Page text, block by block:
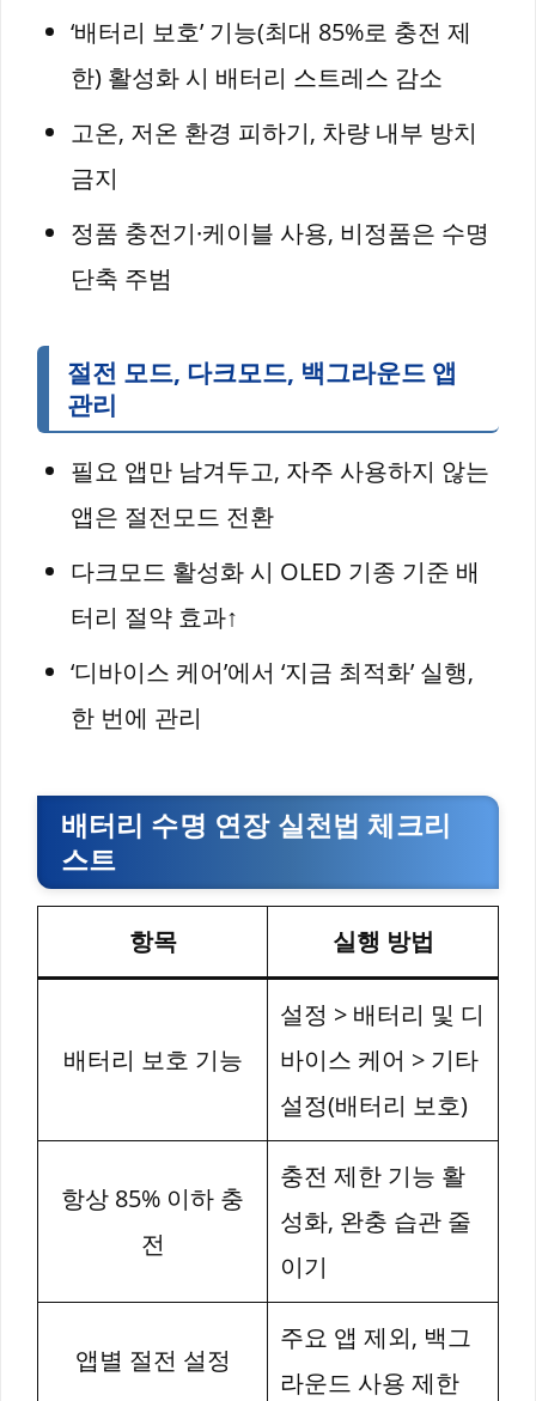
‘배터리 보호’ 기능(최대 85%로 충전 제
한) 활성화 시 배터리 스트레스 감소
고온, 저온 환경 피하기, 차량 내부 방치
금지
정품 충전기·케이블 사용, 비정품은 수명
단축 주범
절전 모드, 다크모드, 백그라운드 앱
관리
필요 앱만 남겨두고, 자주 사용하지 않는
앱은 절전모드 전환
다크모드 활성화 시 OLED 기종 기준 배
터리 절약 효과↑
‘디바이스 케어’에서 ‘지금 최적화’ 실행,
한 번에 관리
배터리 수명 연장 실천법 체크리
스트
항목 실행 방법
배터리 보호 기능
설정 > 배터리 및 디
바이스 케어 > 기타
설정(배터리 보호)
항상 85% 이하 충
전
충전 제한 기능 활
성화, 완충 습관 줄
이기
앱별 절전 설정
주요 앱 제외, 백그
라운드 사용 제한